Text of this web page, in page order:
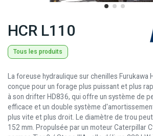
HCR L110
Tous les produits
La foreuse hydraulique sur chenilles Furukawa
conçue pour un forage plus puissant et plus
à son drifter HD836, qui offre un système de
efficace et un double système
plus vite et plus droit
Le diamètre de trou
152 mm Propulsée par un moteur Caterpillar